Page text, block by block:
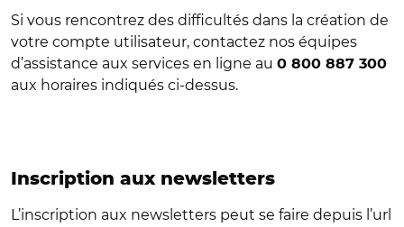
Si vous rencontrez des difficultés dans la création de
votre compte utilisateur, contactez nos équipes
d’assistance aux services en ligne au 0 800 887 300
aux horaires indiqués ci-dessus.
Inscription aux newsletters
L’inscription aux newsletters peut se faire depuis l’url